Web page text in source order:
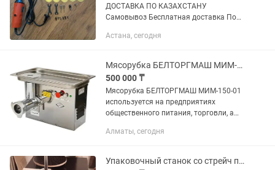
ДОСТАВКА ПО КАЗАХСТАНУ
Самовывоз Бесплатная доставка По
какие то подробности пишите
потребляемая...
Астана, сегодня
Мясорубка БЕЛТОРГМАШ МИМ-150-01 используется на предприятиях общепита
500 000 ₸
Мясорубка БЕЛТОРГМАШ МИМ-150-01
используется на предприятиях
общественного питания, торговли, а
деятельность которых связана с
для...
Алматы, сегодня
Упаковочный станок со стрейч пленкой